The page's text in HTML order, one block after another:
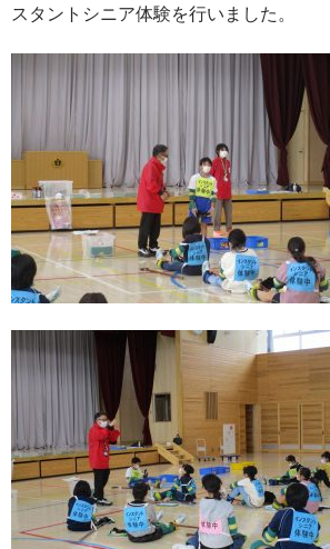
スタントシニア体験を行いました。